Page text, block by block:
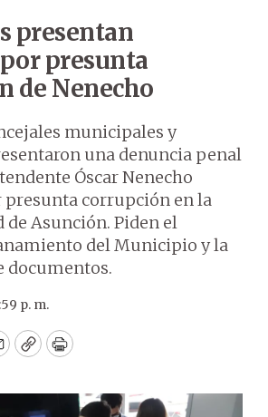
presentan
presunta
de Nenecho
municipales y
una denuncia penal
Óscar Nenecho
presunta corrupción en la
Asunción. Piden el
del Municipio y la
documentos.
p. m.
CopyPrint